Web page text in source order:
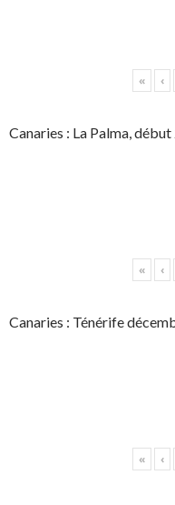
« ‹
Canaries : La Palma,
« ‹
Canaries : Ténérife
« ‹